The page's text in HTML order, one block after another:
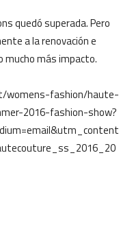
quedó superada. Pero
a la renovación e
mucho más impacto.
womens-fashion/haute-
2016-fashion-show?